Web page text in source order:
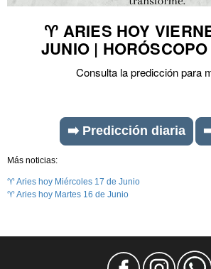
♈ ARIES HOY
JUNIO |
Consulta la predicción para
➡️ Predicción diaria
Más noticias:
♈ Aries hoy Miércoles 17 de Junio
♈ Aries hoy Martes 16 de Junio